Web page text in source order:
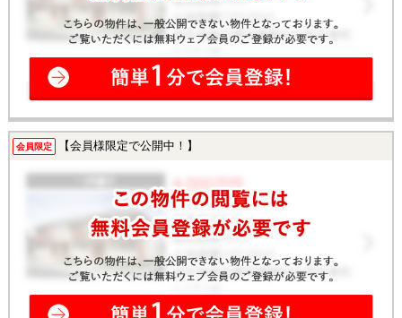
会員限定 【会員様限定で公開中！】